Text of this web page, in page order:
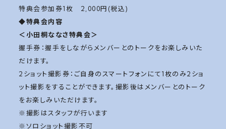
特典会参加券1枚 2,000円(税込)
◆特典会内容
＜小田桐ななさ特典会＞
握手券：握手をしながらメンバーとのトークをお楽しみいた
だけます。
2ショット撮影券：ご自身のスマートフォンにて1枚のみ2ショ
ット撮影をすることができます。撮影後はメンバーとのトーク
をお楽しみいただけます。
※撮影はスタッフが行います
※ソロショット撮影不可